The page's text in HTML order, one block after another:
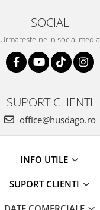
SOCIAL
Urmareste-ne in social media
SUPORT CLIENTI
office@husdago.ro
INFO UTILE
SUPORT CLIENTI